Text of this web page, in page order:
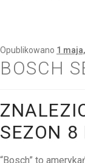
Opublikowano 1
BOSCH
SEZON 8
“Bosch” to